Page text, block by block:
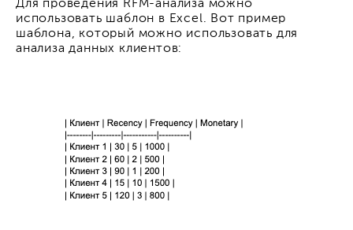
Для проведения RFM-анализа можно
использовать шаблон в Excel. Вот пример
шаблона, который можно использовать для
анализа данных клиентов: